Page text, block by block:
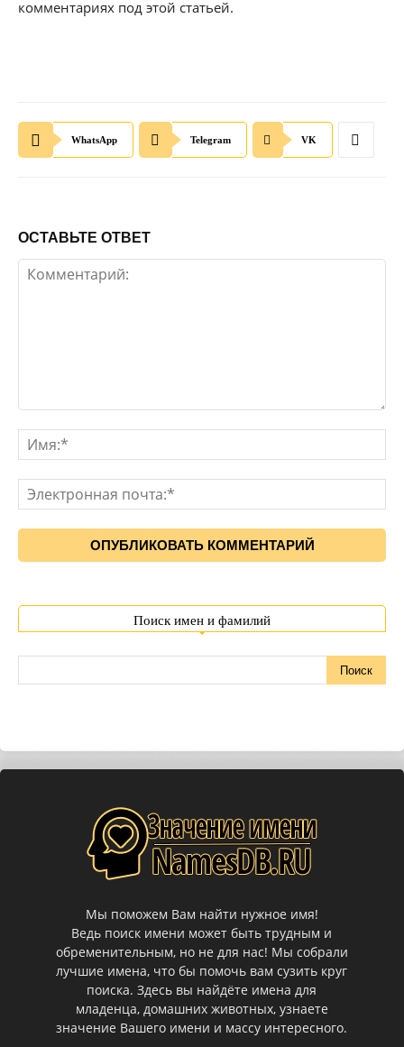
комментариях под этой статьей.
WhatsApp Telegram VK
ОСТАВЬТЕ ОТВЕТ
Поиск имен и фамилий
Мы поможем Вам найти нужное имя!
Ведь поиск имени может быть трудным и
обременительным, но не для нас! Мы собрали
лучшие имена, что бы помочь вам сузить круг
поиска. Здесь вы найдёте имена для
младенца, домашних животных, узнаете
значение Вашего имени и массу интересного.